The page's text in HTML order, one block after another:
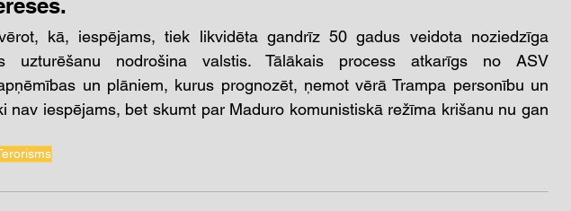
kā, iespējams, tiek likvidēta gandrīz 50 gadus veidota noziedzīga
uzturēšanu nodrošina valstis. Tālākais process atkarīgs no ASV
un plāniem, kurus prognozēt, ņemot vērā Trampa personību un
nav iespējams, bet skumt par Maduro komunistiskā režīma krišanu nu gan